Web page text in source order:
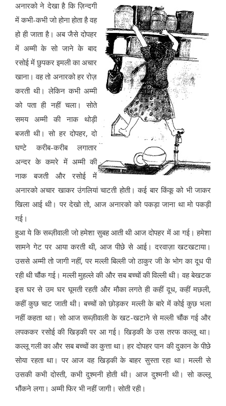
अनारको ने देखा है कि ज़िन्दगी
में कभी-कभी जो होना होता है वह
हो ही जाता है। अब जैसे दोपहर
में अम्मी के सो जाने के बाद
रसोई में छुपकर इमली का अचार
खाना। वह तो अनारको हर रोज़
करती थी। लेकिन कभी अम्मी
को पता ही नहीं चला। सोते
समय अम्मी की नाक थोड़ी
बजती थी। सो हर दोपहर, दो
घण्टे करीब-करीब लगातार
अन्दर के कमरे में अम्मी की
नाक बजती और रसोई में
अनारको अचार खाकर उंगलियां चाटती होती। कई बार किंकू को भी जाकर
खिला आई थी। पर देखो तो, आज अनारको को पकड़ा जाना था मो पकड़ी
गई।
हुआ ये कि सब्ज़ीवाली जो हमेशा सुबह आती थी आज दोपहर में आ गई। हमेशा
सामने गेट पर आया करती थी, आज पीछे से आई। दरवाज़ा खटखटाया।
उससे अम्मी तो जागी नहीं, पर मल्ली बिल्ली जो ठाकुर जी के भोग का दूध पी
रही थी चौंक गई। मल्ली मुहल्ले की और सब बच्चों की विल्ली थी। वह बेखटक
इस घर से उम घर घूमती रहती और मौका लगते ही कहीं दूध, कहीं मछली,
कहीं कुछ चाट जाती थी। बच्चों को छोड़कर मल्ली के बारे में कोई कुछ भला
नहीं कहता था। सो आज सब्ज़ीवाली के खट-खटाने से मल्ली चौंक गई और
लपककर रसोई की खिड़की पर आ गई। खिड़की के उस तरफ कल्लू था।
कल्लू गली का और सब बच्चों का कुत्ता था। हर दोपहर पान की दुकान के पीछे
सोया रहता था। पर आज वह खिड़की के बाहर सुस्ता रहा था। मल्ली से
उसकी कभी दोस्ती, कभी दुश्मनी होती थी। आज दुश्मनी थी। सो कल्लू
भौंकने लगा। अम्मी फिर भी नहीं जागी। सोती रही।